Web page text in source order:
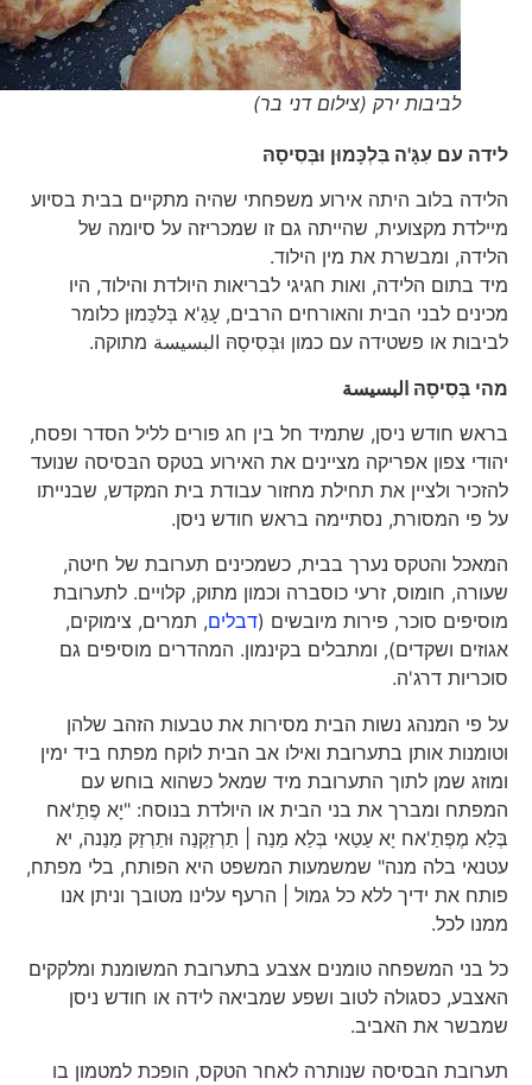
לביבות ירק (צילום דני בר)
לידה עם עִגָּ'ה בִּלְכָּמוּן וּבְּסִיסָהּ
הלידה בלוב היתה אירוע משפחתי שהיה מתקיים בבית בסיוע
מיילדת מקצועית, שהייתה גם זו שמכריזה על סיומה של
הלידה, ומבשרת את מין הילוד.
מיד בתום הלידה, ואות חגיגי לבריאות היולדת והילוד, היו
מכינים לבני הבית והאורחים הרבים, עָגַ'א בְּלכַּמוּן כלומר
לביבות או פשטידה עם כמון וּבְּסִיסָהּ البسيسة מתוקה.
מהי בְּסִיסָהּالبسيسة
בראש חודש ניסן, שתמיד חל בין חג פורים לליל הסדר ופסח,
יהודי צפון אפריקה מציינים את האירוע בטקס הבּסיסה שנועד
להזכיר ולציין את תחילת מחזור עבודת בית המקדש, שבנייתו
על פי המסורת, נסתיימה בראש חודש ניסן.
המאכל והטקס נערך בבית, כשמכינים תערובת של חיטה,
שעורה, חומוס, זרעי כוסברה וכמון מתוק, קלויים. לתערובת
מוסיפים סוכר, פירות מיובשים (דבלים, תמרים, צימוקים,
אגוזים ושקדים), ומתבלים בקינמון. המהדרים מוסיפים גם
סוכריות דרג'ה.
על פי המנהג נשות הבית מסירות את טבעות הזהב שלהן
וטומנות אותן בתערובת ואילו אב הבית לוקח מפתח ביד ימין
ומוזג שמן לתוך התערובת מיד שמאל כשהוא בוחש עם
המפתח ומברך את בני הבית או היולדת בנוסח: "יָא פֶתַ'אח
בְּלַא מֶפְתַ'אח יָא עַטַאי בְּלַא מַנַה | תַרְזַקְנַה וּתַרְזַק מַנַנה, יא
עטנאי בלה מנה" שמשמעות המשפט היא הפותח, בלי מפתח,
פותח את ידיך ללא כל גמול | הרעף עלינו מטובך וניתן אנו
ממנו לכל.
כל בני המשפחה טומנים אצבע בתערובת המשומנת ומלקקים
האצבע, כסגולה לטוב ושפע שמביאה לידה או חודש ניסן
שמבשר את האביב.
תערובת הבסיסה שנותרה לאחר הטקס, הופכת למטמון בו